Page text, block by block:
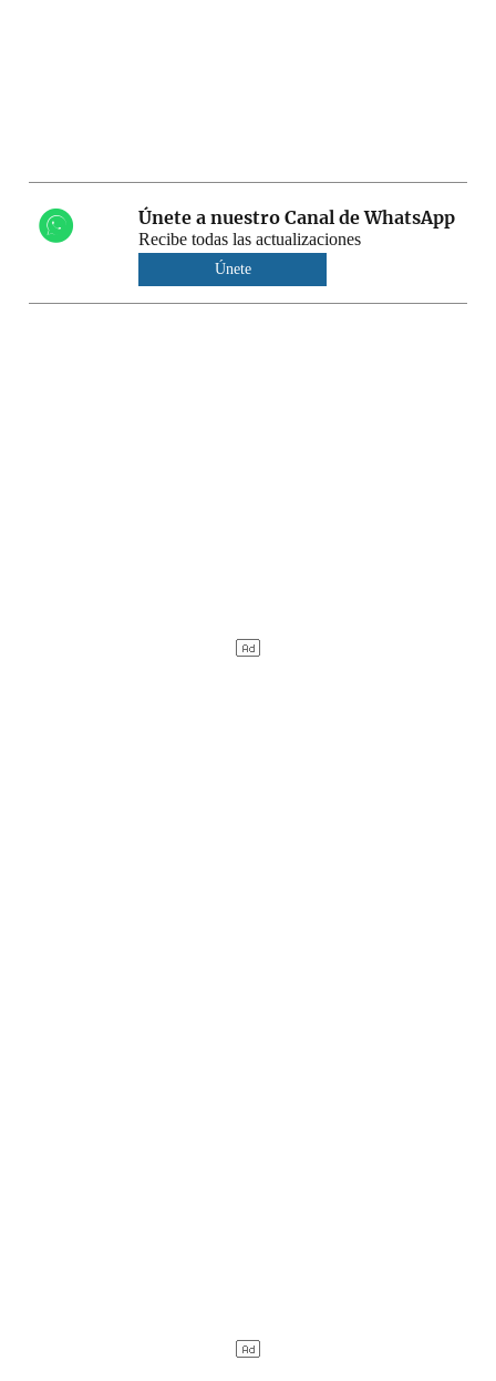
Únete a nuestro Canal de WhatsApp
Recibe todas las actualizaciones
Únete